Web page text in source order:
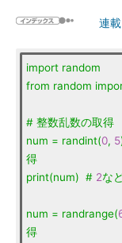
連
import random
from random
# 整数乱数の取得
num = randint(0, 5
得
print(num) # 2な
num = randrange(
得